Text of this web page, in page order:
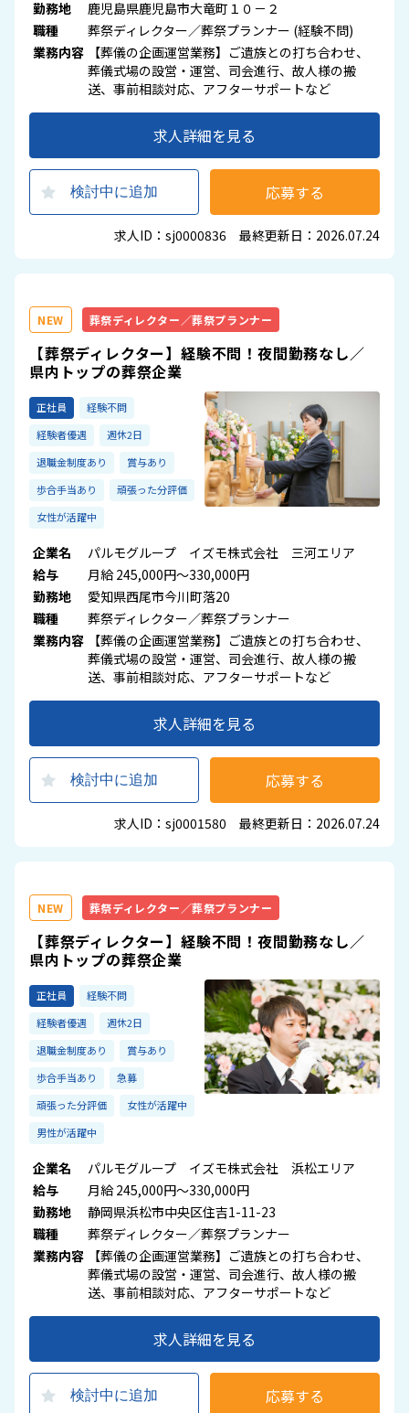
勤務地
鹿児島県鹿児島市大竜町１０－２
職種
葬祭ディレクター／葬祭プランナー (経験不問)
業務内容
【葬儀の企画運営業務】ご遺族との打ち合わせ、
葬儀式場の設営・運営、司会進行、故人様の搬
送、事前相談対応、アフターサポートなど
求人詳細を見る
検討中に追加 応募する
求人ID：sj0000836 最終更新日：2026.07.24
NEW 葬祭ディレクター／葬祭プランナー
【葬祭ディレクター】経験不問！夜間勤務なし／
県内トップの葬祭企業
正社員
経験不問
経験者優遇
週休2日
退職金制度あり
賞与あり
歩合手当あり
頑張った分評価
女性が活躍中
企業名
パルモグループ イズモ株式会社 三河エリア
給与
月給 245,000円～330,000円
勤務地
愛知県西尾市今川町落20
職種
葬祭ディレクター／葬祭プランナー
業務内容
【葬儀の企画運営業務】ご遺族との打ち合わせ、
葬儀式場の設営・運営、司会進行、故人様の搬
送、事前相談対応、アフターサポートなど
求人詳細を見る
検討中に追加 応募する
求人ID：sj0001580 最終更新日：2026.07.24
NEW 葬祭ディレクター／葬祭プランナー
【葬祭ディレクター】経験不問！夜間勤務なし／
県内トップの葬祭企業
正社員
経験不問
経験者優遇
週休2日
退職金制度あり
賞与あり
歩合手当あり
急募
頑張った分評価
女性が活躍中
男性が活躍中
企業名
パルモグループ イズモ株式会社 浜松エリア
給与
月給 245,000円～330,000円
勤務地
静岡県浜松市中央区住吉1-11-23
職種
葬祭ディレクター／葬祭プランナー
業務内容
【葬儀の企画運営業務】ご遺族との打ち合わせ、
葬儀式場の設営・運営、司会進行、故人様の搬
送、事前相談対応、アフターサポートなど
求人詳細を見る
検討中に追加 応募する